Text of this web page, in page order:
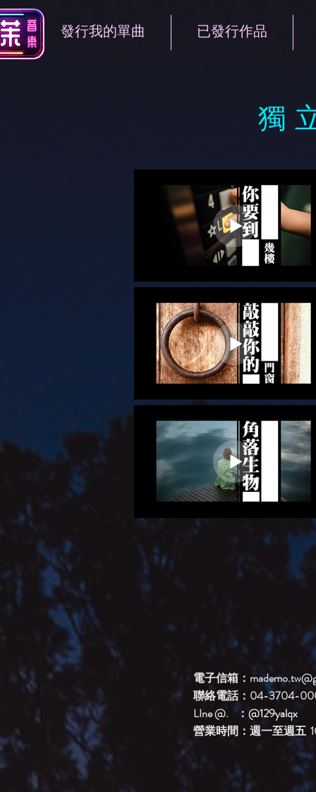
發行我的單曲 已發行作品
獨
電子信箱：
聯絡電話：04-3704-
LIne @. ： @129yalqx
營業時間：週一至週五